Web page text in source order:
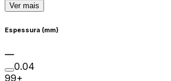
Ver mais
Espessura (mm)
0.04
99+